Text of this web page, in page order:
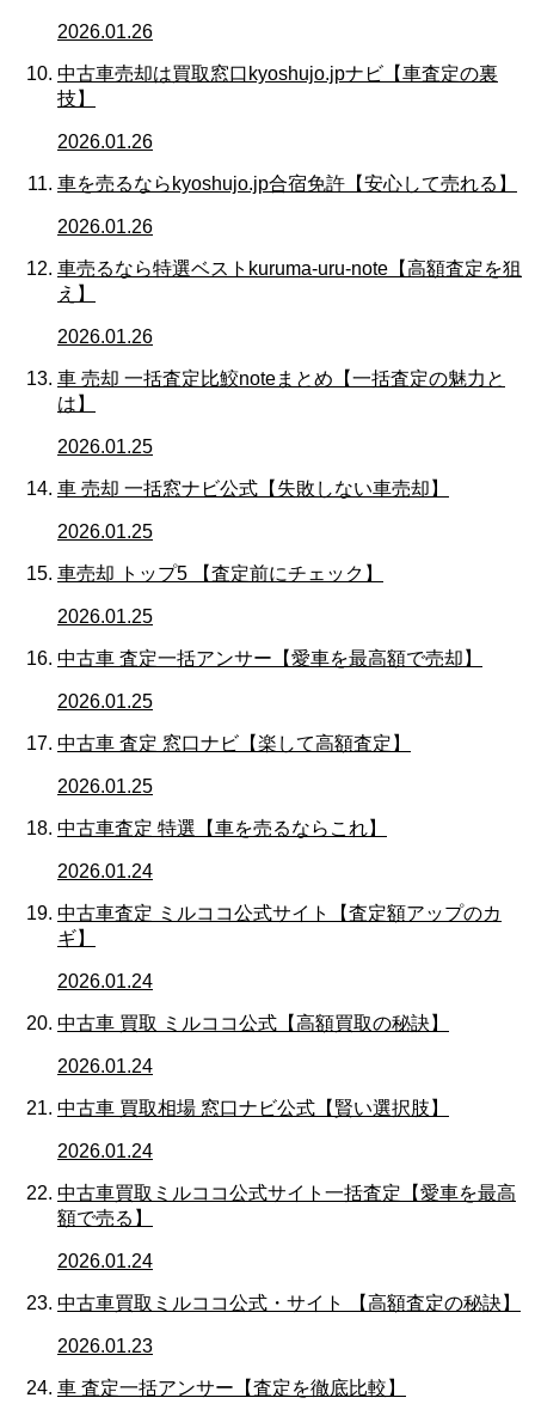
2026.01.26
中古車売却は買取窓口kyoshujo.jpナビ【車査定の裏
技】
2026.01.26
車を売るならkyoshujo.jp合宿免許【安心して売れる】
2026.01.26
車売るなら特選ベストkuruma-uru-note【高額査定を狙
え】
2026.01.26
車 売却 一括査定比鮫noteまとめ【一括査定の魅力と
は】
2026.01.25
車 売却 一括窓ナビ公式【失敗しない車売却】
2026.01.25
車売却 トップ5 【査定前にチェック】
2026.01.25
中古車 査定一括アンサー【愛車を最高額で売却】
2026.01.25
中古車 査定 窓口ナビ【楽して高額査定】
2026.01.25
中古車査定 特選【車を売るならこれ】
2026.01.24
中古車査定 ミルココ公式サイト【査定額アップのカ
ギ】
2026.01.24
中古車 買取 ミルココ公式【高額買取の秘訣】
2026.01.24
中古車 買取相場 窓口ナビ公式【賢い選択肢】
2026.01.24
中古車買取ミルココ公式サイト一括査定【愛車を最高
額で売る】
2026.01.24
中古車買取ミルココ公式・サイト 【高額査定の秘訣】
2026.01.23
車 査定一括アンサー【査定を徹底比較】